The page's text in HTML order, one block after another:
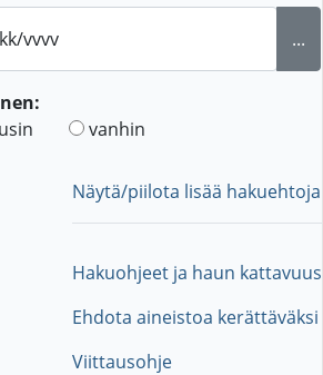
vvvv ...
vanhin
Näytä/piilota lisää hakuehtoja
Hakuohjeet ja haun kattavuus
Ehdota aineistoa kerättäväksi
Viittausohje